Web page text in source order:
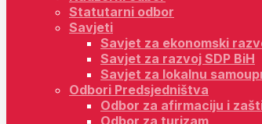
Statutarni odbor
Savjeti
Savjet za ekonomski
Savjet za razvoj SDP BiH
Savjet za lokalnu
Odbori Predsjedništva
Odbor za afirmaciju i
Odbor za turizam